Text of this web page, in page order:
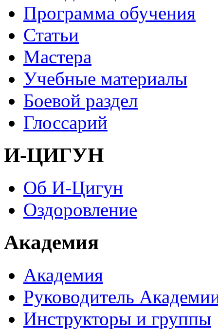
Программа обучения
Статьи
Мастера
Учебные материалы
Боевой раздел
Глоссарий
И-ЦИГУН
Об И-Цигун
Оздоровление
Академия
Академия
Руководитель
Инструкторы и группы